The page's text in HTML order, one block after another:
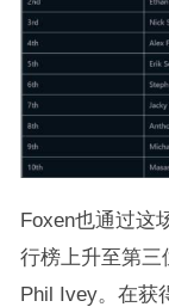
Foxen也通过这
行榜上升至第三
Phil Ivey。在获